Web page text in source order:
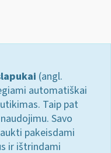
(angl.
automatiškai
Taip pat
Savo
pakeisdami
ir ištrindami